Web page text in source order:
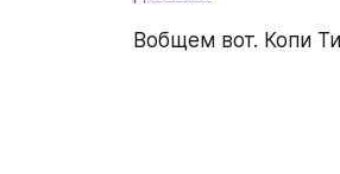
Вобщем вот. Копи